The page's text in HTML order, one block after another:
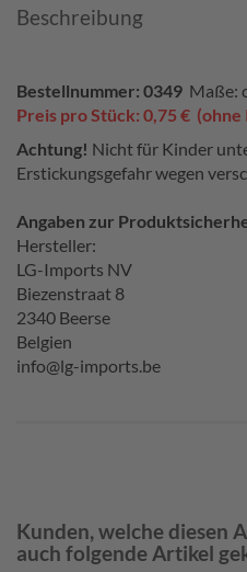
Beschreibung
Bestellnummer: 0349 Maße:
Preis pro Stück: 0,75 € (ohne
Achtung! Nicht für Kinder
Erstickungsgefahr wegen
Angaben zur
Hersteller:
LG-Imports NV
Biezenstraat 8
2340 Beerse
Belgien
info@lg-imports.be
Kunden, welche diesen
auch folgende Artikel